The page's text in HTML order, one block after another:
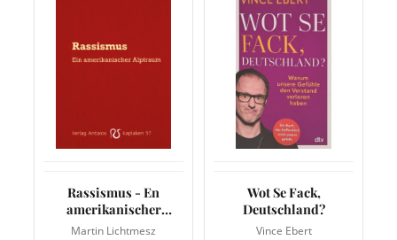
Rassismus - En
amerikanischer
Alptraum (Kaplaken)
Martin Lichtmesz
Wot Se Fack,
Deutschland?
Vince Ebert